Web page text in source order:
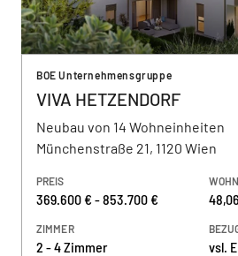
BOE Unternehmensgruppe
VIVA HETZENDORF
Neubau von 14 Wohneinheiten
Münchenstraße 21, 1120 Wien
PREIS
369.600 € - 853.700 €
ZIMMER
2 - 4 Zimmer vsl.